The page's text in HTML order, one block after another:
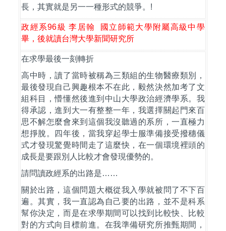
長，其實就是另⼀一種形式的競爭。 !
政經系96級 李居翰
國立師範大學附屬高級中學
畢，後就讀台灣大學新聞研究所
在求學最後一刻轉折
高中時，讀了當時被稱為三類組的生物醫療類別，
最後發現自己興趣根本不在此，毅然決然加考了文
組科目，懵懂然後進到中山大學政治經濟學系。我
得承認，進到大一有整整一年，我選擇關起門來百
思不解怎麼會來到這個我沒聽過的系所，一直極力
想掙脫。四年後，當我穿起學士服準備接受撥穗儀
式才發現驚覺時間走了這麼快，在一個環境裡頭的
成長是要跟別人比較才會發現優勢的。
請問讀政經系的出路是……
關於出路，這個問題大概從我入學就被問了不下百
遍。其實，我一直認為自己要的出路，並不是科系
幫你決定，而是在求學期間可以找到比較快、比較
對的方式向目標前進。在我準備研究所推甄期間，